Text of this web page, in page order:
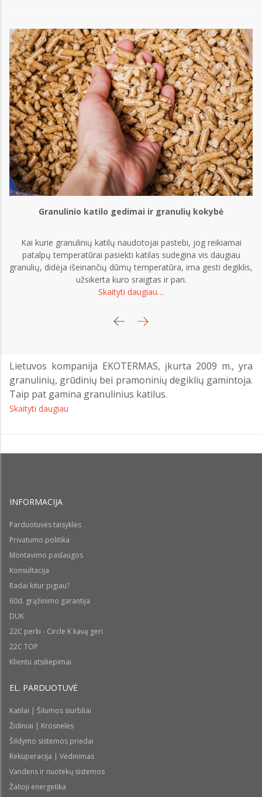
Granulinio katilo gedimai ir granulių kokybė
Kai kurie granulinių katilų naudotojai pastebi, jog reikiamai
patalpų temperatūrai pasiekti katilas sudegina vis daugiau
granulių, didėja išeinančių dūmų temperatūra, ima gesti degiklis,
užsikerta kuro sraigtas ir pan.
Skaityti daugiau…
Lietuvos kompanija EKOTERMAS, įkurta 2009 m., yra
granulinių, grūdinių bei pramoninių degiklių gamintoja.
Taip pat gamina granulinius katilus.
Skaityti daugiau
INFORMACIJA
Parduotuvės taisyklės
Privatumo politika
Montavimo paslaugos
Konsultacija
Radai kitur pigiau?
60d. grąžinimo garantija
DUK
22C perki - Circle K kavą geri
22C TOP
Klientu atsiliepimai
EL. PARDUOTUVĖ
Katilai | Šilumos siurbliai
Židiniai | Krosnelės
Šildymo sistemos priedai
Rekuperacija | Vėdinimas
Vandens ir nuotekų sistemos
Žalioji energetika